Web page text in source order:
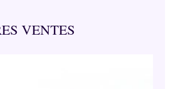
VENTES